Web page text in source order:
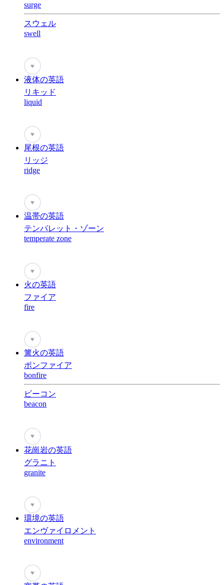
surge
スウェル
swell
♥
液体の英語
リキッド
liquid
♥
尾根の英語
リッジ
ridge
♥
温帯の英語
テンパレット・ゾーン
temperate zone
♥
火の英語
ファイア
fire
♥
篝火の英語
ボンファイア
bonfire
ビーコン
beacon
♥
花崗岩の英語
グラニト
granite
♥
環境の英語
エンヴァイロメント
environment
♥